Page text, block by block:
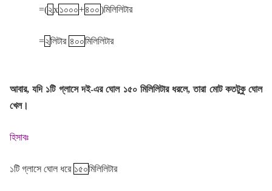
=(২x১০০০+৪০০)মিলিলিটার
=২লিটার ৪০০মিলিলিটার
আবার, যদি ১টি গ্লাসে দই-এর ঘোল ১৫০ মিলিলিটার ধরলে, তারা মোট কতটুকু ঘোল
খেল।
হিসাবঃ
১টি গ্লাসে ঘোল ধরে ১৫০মিলিলিটার